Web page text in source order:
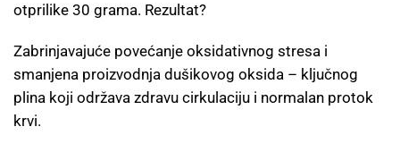
otprilike 30 grama. Rezultat?
Zabrinjavajuće povećanje oksidativnog stresa i
smanjena proizvodnja dušikovog oksida – ključnog
plina koji održava zdravu cirkulaciju i normalan protok
krvi.